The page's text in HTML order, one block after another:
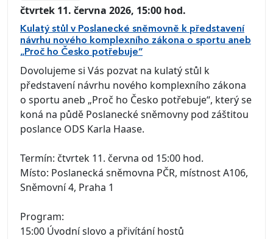
čtvrtek 11. června 2026, 15:00 hod.
Kulatý stůl v Poslanecké sněmovně k představení
návrhu nového komplexního zákona o sportu aneb
„Proč ho Česko potřebuje“
Dovolujeme si Vás pozvat na kulatý stůl k
představení návrhu nového komplexního zákona
o sportu aneb „Proč ho Česko potřebuje“, který se
koná na půdě Poslanecké sněmovny pod záštitou
poslance ODS Karla Haase.
Termín: čtvrtek 11. června od 15:00 hod.
Místo: Poslanecká sněmovna PČR, místnost A106,
Sněmovní 4, Praha 1
Program:
15:00 Úvodní slovo a přivítání hostů